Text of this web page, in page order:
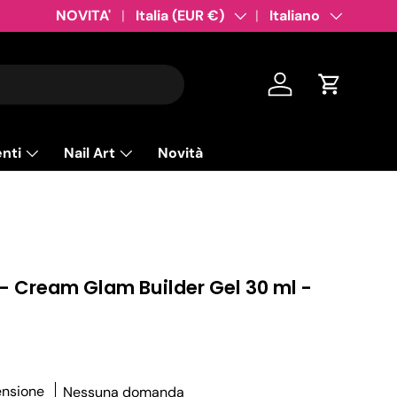
Pagamento anche alla consegna
NOVITA' Paese/Regione
Italia (EUR €) LinguaItaliano
AccediCarrello
Nail Art Novità
Cream Glam Builder Gel 30 ml -
Nessuna domanda